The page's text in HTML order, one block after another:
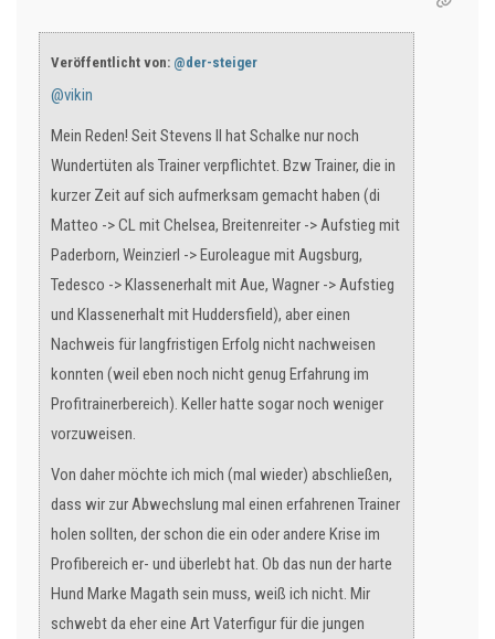
Veröffentlicht von: @der-steiger
@vikin
Mein Reden! Seit Stevens II hat Schalke nur noch
Wundertüten als Trainer verpflichtet. Bzw Trainer, die in
kurzer Zeit auf sich aufmerksam gemacht haben (di
Matteo -> CL mit Chelsea, Breitenreiter -> Aufstieg mit
Paderborn, Weinzierl -> Euroleague mit Augsburg,
Tedesco -> Klassenerhalt mit Aue, Wagner -> Aufstieg
und Klassenerhalt mit Huddersfield), aber einen
Nachweis für langfristigen Erfolg nicht nachweisen
konnten (weil eben noch nicht genug Erfahrung im
Profitrainerbereich). Keller hatte sogar noch weniger
vorzuweisen.
Von daher möchte ich mich (mal wieder) abschließen,
dass wir zur Abwechslung mal einen erfahrenen Trainer
holen sollten, der schon die ein oder andere Krise im
Profibereich er- und überlebt hat. Ob das nun der harte
Hund Marke Magath sein muss, weiß ich nicht. Mir
schwebt da eher eine Art Vaterfigur für die jungen